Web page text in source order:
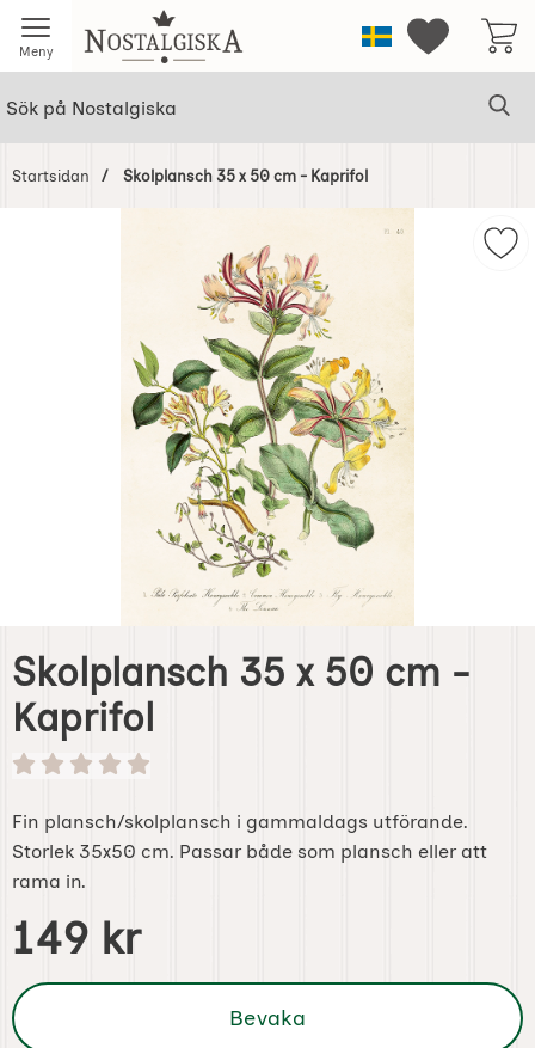
Meny Startsidan för NostalgiskaSverigeMina
Startsidan Skolplansch 35 x 50 cm - Kaprifol
Skolplansch 35 x 50 cm -
Kaprifol
Fin plansch/skolplansch i gammaldags utförande.
Storlek 35x50 cm. Passar både som plansch eller att
rama in.
Handla denna produkt Skolplansch 35 x 50 cm - Kaprifol
pris
149 kr
Bevaka